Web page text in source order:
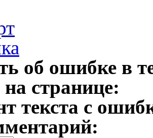
об ошибке в
странице:
текста с